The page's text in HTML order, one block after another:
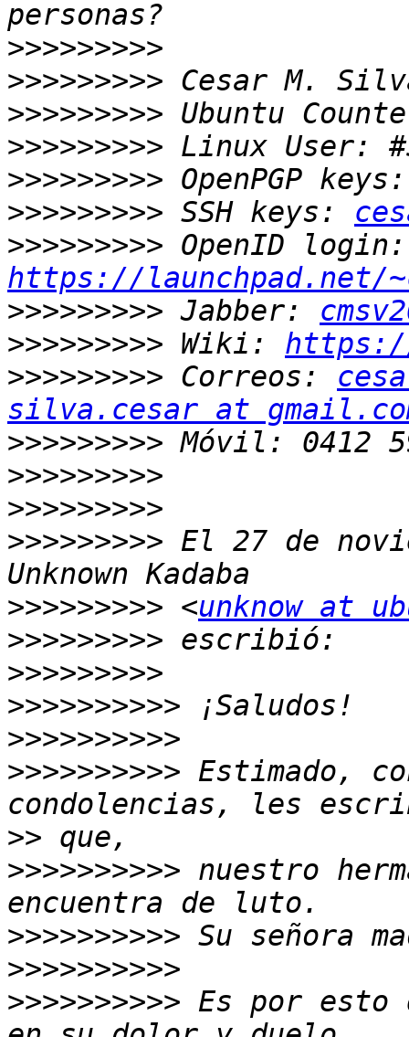
>>>>>>>>>
>>>>>>>>>
>>>>>>>>>
>>>>>>>>>
>>>>>>>>>
>>>>>>>>> SSH keys:
>>>>>>>>>
https://launchpad.net/
>>>>>>>>> Jabber:
>>>>>>>>> Wiki:
>>>>>>>>> Correos:
silva.cesar at
>>>>>>>>>
>>>>>>>>>
>>>>>>>>>
>>>>>>>>> El 27 de
>>>>>>>>> <unknow at
>>>>>>>>>
>>>>>>>>>
>>>>>>>>>>
>>>>>>>>>>
>>>>>>>>>> Estimado,
>>
>>>>>>>>>> nuestro
>>>>>>>>>>
>>>>>>>>>>
>>>>>>>>>> Es por